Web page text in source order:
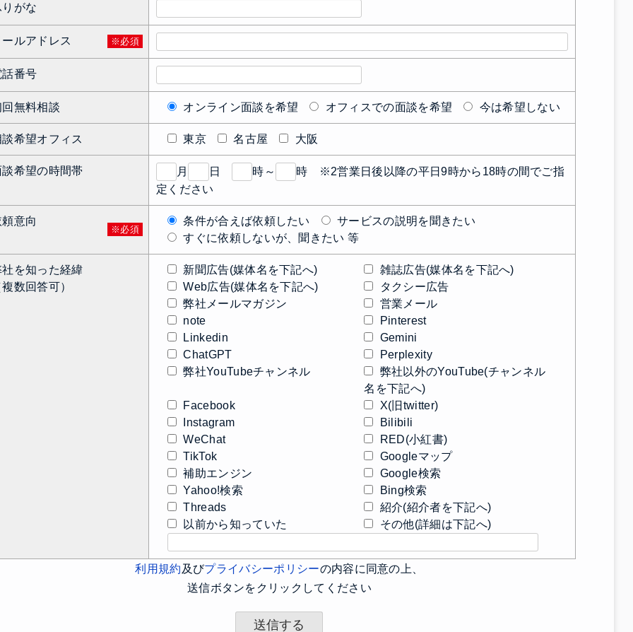
りがな
ールアドレス ※必須
話番号
回無料相談 オンライン面談を希望 オフィスでの面談を希望 今は希望しない
談希望オフィス 東京 名古屋 大阪
談希望の時間帯 月 日 時～
時 ※2営業日後以降の平日9時から18時の間でご指
定ください
意向
※必須
条件が合えば依頼したい
サービスの説明を聞きたい
すぐに依頼しないが、聞きたい 等
社を知った経緯
数回答可）
新聞広告(媒体名を下記へ)
雑誌広告(媒体名を下記へ)
Web広告(媒体名を下記へ)
タクシー広告
弊社メールマガジン
営業メール
note
Pinterest
Linkedin
Gemini
ChatGPT
Perplexity
弊社YouTubeチャンネル
弊社以外のYouTube(チャンネル
名を下記へ)
Facebook
X(旧twitter)
Instagram
Bilibili
WeChat
RED(小紅書)
TikTok
Googleマップ
補助エンジン
Google検索
Yahoo!検索
Bing検索
Threads
紹介(紹介者を下記へ)
以前から知っていた
その他(詳細は下記へ)
利用規約 及びプライバシーポリシーの内容に同意の上、
送信ボタンをクリックしてください